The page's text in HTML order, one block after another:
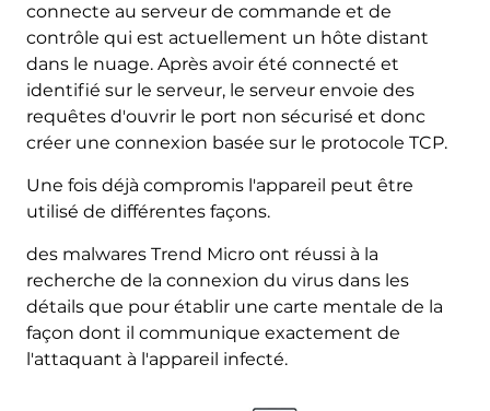
connecte au serveur de commande et de
contrôle qui est actuellement un hôte distant
dans le nuage. Après avoir été connecté et
identifié sur le serveur, le serveur envoie des
requêtes d'ouvrir le port non sécurisé et donc
créer une connexion basée sur le protocole TCP.
Une fois déjà compromis l'appareil peut être
utilisé de différentes façons.
des malwares Trend Micro ont réussi à la
recherche de la connexion du virus dans les
détails que pour établir une carte mentale de la
façon dont il communique exactement de
l'attaquant à l'appareil infecté.